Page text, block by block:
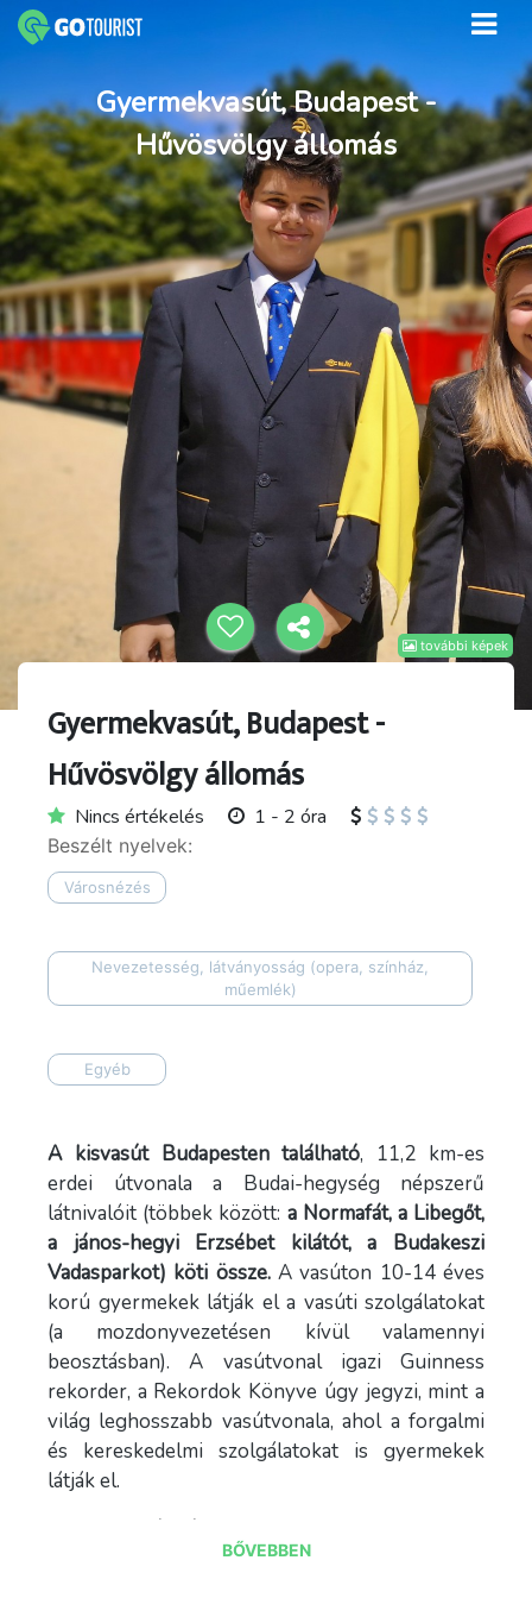
további képek
Gyermekvasút, Budapest -
Hűvösvölgy állomás
Gyermekvasút, Budapest -
Hűvösvölgy állomás
Nincs értékelés 1 - 2 óra
Beszélt nyelvek:
Városnézés
Nevezetesség, látványosság (opera, színház,
műemlék)
Egyéb
A kisvasút Budapesten található, 11,2 km-es
erdei útvonala a Budai-hegység népszerű
látnivalóit (többek között: a Normafát, a Libegőt,
a jános-hegyi Erzsébet kilátót, a Budakeszi
Vadasparkot) köti össze.A vasúton 10-14 éves
korú gyermekek látják el a vasúti szolgálatokat
(a mozdonyvezetésen kívül valamennyi
beosztásban). A vasútvonal igazi Guinness
rekorder, a Rekordok Könyve úgy jegyzi, mint a
világ leghosszabb vasútvonala, ahol a forgalmi
és kereskedelmi szolgálatokat is gyermekek
látják el.
napján (ünnepnapokon is: Karácsony, Húsvét,
BŐVEBBEN